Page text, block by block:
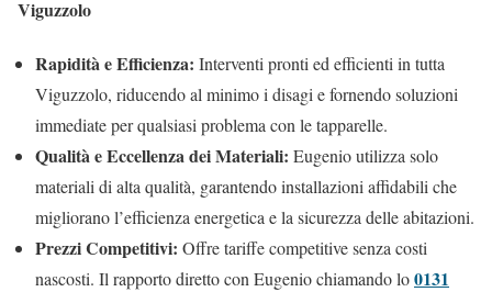
Viguzzolo
Rapidità e Efficienza: Interventi pronti ed efficienti in tutta
Viguzzolo, riducendo al minimo i disagi e fornendo soluzioni
immediate per qualsiasi problema con le tapparelle.
Qualità e Eccellenza dei Materiali: Eugenio utilizza solo
materiali di alta qualità, garantendo installazioni affidabili che
migliorano l’efficienza energetica e la sicurezza delle abitazioni.
Prezzi Competitivi: Offre tariffe competitive senza costi
nascosti. Il rapporto diretto con Eugenio chiamando lo0131